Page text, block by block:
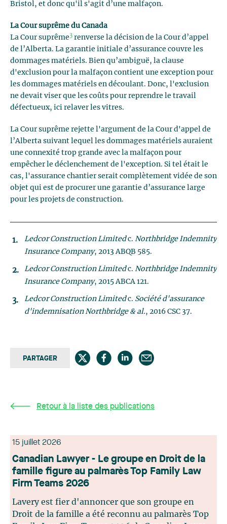
Bristol, et donc qu'il s'agit d’une malfaçon.
La Cour suprême du Canada
La Cour suprême3 renverse la décision de la Cour d’appel
de l’Alberta. La garantie initiale d’assurance couvre les
dommages matériels. Bien qu’ambiguë, la clause
d'exclusion pour la malfaçon contient une exception pour
les dommages matériels en découlant. Donc, l'exclusion
ne devait viser que les coûts pour reprendre le travail
défectueux, ici relaver les vitres.
La Cour suprême rejette l'argument de la Cour d'appel de
l’Alberta suivant lequel les dommages matériels auraient
une connexité trop grande avec la malfaçon pour
empêcher le déclenchement de l'exception. Si tel était le
cas, l'assurance chantier serait complètement vidée de son
objet qui est de procurer une garantie d’assurance large
pour les projets de construction.
Ledcor Construction Limitedc. Northbridge Indemnity
Insurance Company, 2013 ABQB 585.
Ledcor Construction Limitedc. Northbridge Indemnity
Insurance Company, 2015 ABCA 121.
Ledcor Construction Limitedc. Société d'assurance
d'indemnisation Northbridge & al., 2016 CSC 37.
PARTAGER
Retour à la liste des publications
15 juillet 2026
Canadian Lawyer - Le groupe en Droit de la
famille figure au palmarès Top Family Law
Firm Teams 2026
Lavery est fier d'annoncer que son groupe en
Droit de la famille a été reconnu au palmarès Top